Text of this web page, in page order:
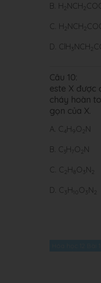
B. H 2NCH 2
C. H 2NCH 2
D. ClH3NCH 2
Câu 10:
este X được
cháy hoàn
gọn của X.
A. C 4H9O 2N
B. C3H7O 2N
C. C 2H8O3N 2
D. C3H 10O3N 2